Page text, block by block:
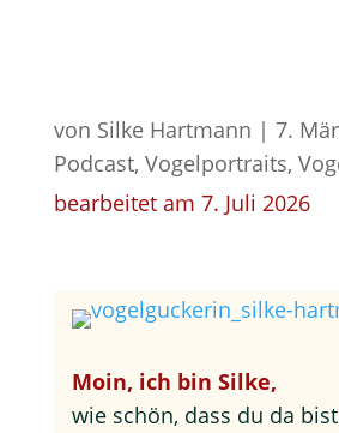
von Silke Hartmann | 7.
Podcast, Vogelportraits,
bearbeitet am 7. Juli 2026
Moin, ich bin Silke,
wie schön, dass du da